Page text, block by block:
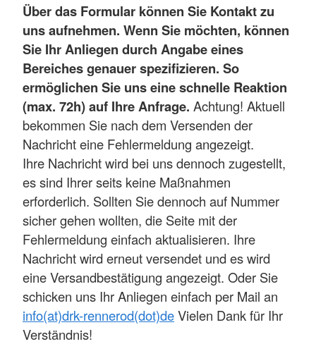
Über das Formular können Sie Kontakt zu
uns aufnehmen. Wenn Sie möchten, können
Sie Ihr Anliegen durch Angabe eines
Bereiches genauer spezifizieren. So
ermöglichen Sie uns eine schnelle Reaktion
(max. 72h) auf Ihre Anfrage. Achtung! Aktuell
bekommen Sie nach dem Versenden der
Nachricht eine Fehlermeldung angezeigt.
Ihre Nachricht wird bei uns dennoch zugestellt,
es sind Ihrer seits keine Maßnahmen
erforderlich. Sollten Sie dennoch auf Nummer
sicher gehen wollten, die Seite mit der
Fehlermeldung einfach aktualisieren. Ihre
Nachricht wird erneut versendet und es wird
eine Versandbestätigung angezeigt. Oder Sie
schicken uns Ihr Anliegen einfach per Mail an
info(at)drk-rennerod(dot)deVielen Dank für Ihr
Verständnis!